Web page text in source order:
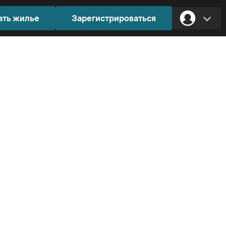
жилье Зарегистрироваться